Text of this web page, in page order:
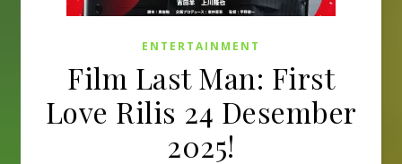
ENTERTAINMENT
Film Last Man: First
Love Rilis 24 Desember
2025!